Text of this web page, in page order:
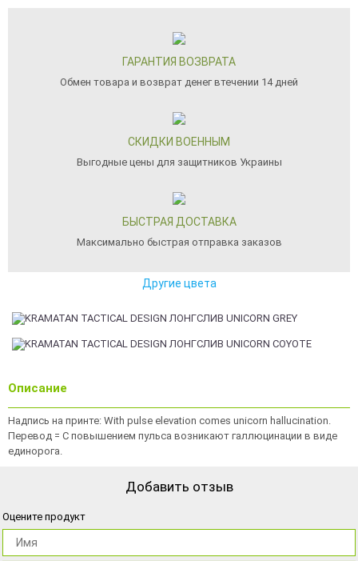
ГАРАНТИЯ ВОЗВРАТА
Обмен товара и возврат денег втечении 14 дней
СКИДКИ ВОЕННЫМ
Выгодные цены для защитников Украины
БЫСТРАЯ ДОСТАВКА
Максимально быстрая отправка заказов
Другие цвета
Описание
Надпись на принте: With pulse elevation comes unicorn hallucination.
Перевод = С повышением пульса возникают галлюцинации в виде
единорога.
Добавить отзыв
Оцените продукт